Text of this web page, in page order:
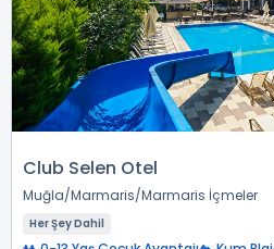
Club Selen Otel
Muğla Marmaris Marmaris İçmeler
Her Şey Dahil